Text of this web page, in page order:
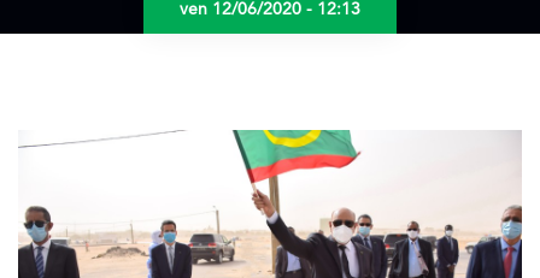
ven 12/06/2020 - 12:13